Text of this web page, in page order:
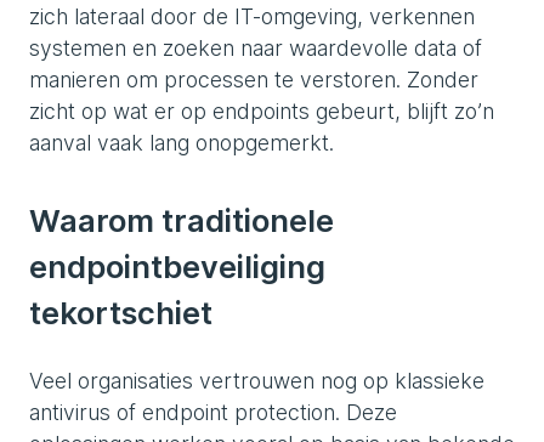
zich lateraal door de IT-omgeving, verkennen
systemen en zoeken naar waardevolle data of
manieren om processen te verstoren. Zonder
zicht op wat er op endpoints gebeurt, blijft zo’n
aanval vaak lang onopgemerkt.
Waarom traditionele
endpointbeveiliging
tekortschiet
Veel organisaties vertrouwen nog op klassieke
antivirus of endpoint protection. Deze